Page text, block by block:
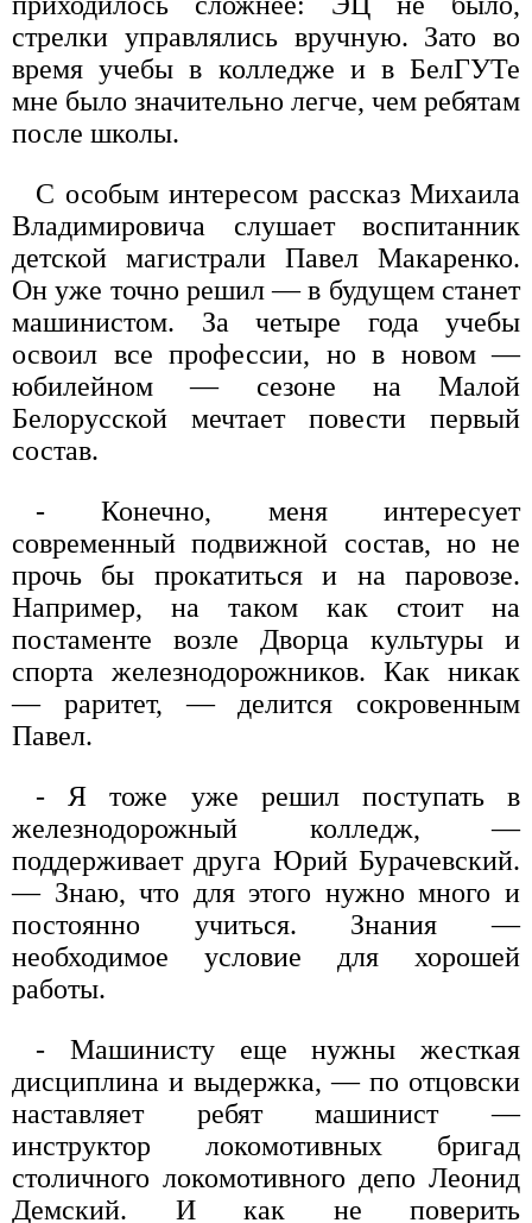
стрелки управлялись вручную. Зато во
время учебы в колледже и в БелГУТе
мне было значительно легче, чем ребятам
после школы.
С особым интересом рассказ Михаила
Владимировича слушает воспитанник
детской магистрали Павел Макаренко.
Он уже точно решил — в будущем станет
машинистом. За четыре года учебы
освоил все профессии, но в новом —
юбилейном — сезоне на Малой
Белорусской мечтает повести первый
состав.
- Конечно, меня интересует
современный подвижной состав, но не
прочь бы прокатиться и на паровозе.
Например, на таком как стоит на
постаменте возле Дворца культуры и
спорта железнодорожников. Как никак
— раритет, — делится сокровенным
Павел.
- Я тоже уже решил поступать в
железнодорожный колледж, —
поддерживает друга Юрий Бурачевский.
— Знаю, что для этого нужно много и
постоянно учиться. Знания —
необходимое условие для хорошей
работы.
- Машинисту еще нужны жесткая
дисциплина и выдержка, — по отцовски
наставляет ребят машинист —
инструктор локомотивных бригад
столичного локомотивного депо Леонид
Демский. И как не поверить